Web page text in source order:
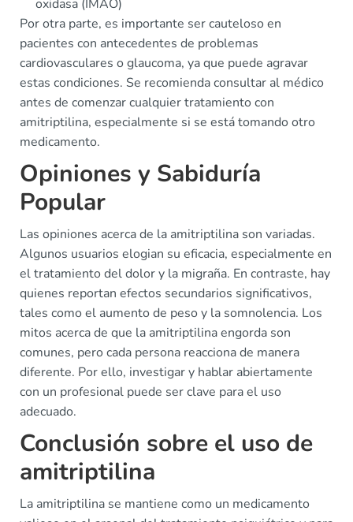
oxidasa (IMAO)
Por otra parte, es importante ser cauteloso en
pacientes con antecedentes de problemas
cardiovasculares o glaucoma, ya que puede agravar
estas condiciones. Se recomienda consultar al médico
antes de comenzar cualquier tratamiento con
amitriptilina, especialmente si se está tomando otro
medicamento.
Opiniones y Sabiduría
Popular
Las opiniones acerca de la amitriptilina son variadas.
Algunos usuarios elogian su eficacia, especialmente en
el tratamiento del dolor y la migraña. En contraste, hay
quienes reportan efectos secundarios significativos,
tales como el aumento de peso y la somnolencia. Los
mitos acerca de que la amitriptilina engorda son
comunes, pero cada persona reacciona de manera
diferente. Por ello, investigar y hablar abiertamente
con un profesional puede ser clave para el uso
adecuado.
Conclusión sobre el uso de
amitriptilina
La amitriptilina se mantiene como un medicamento